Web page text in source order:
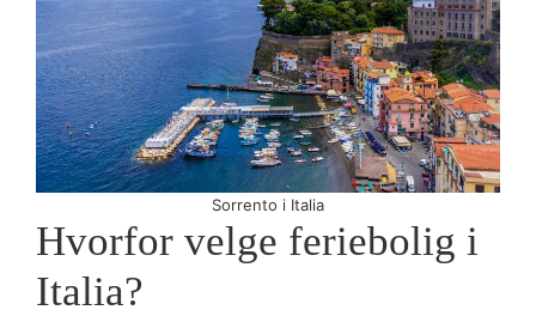
Sorrento i Italia
Hvorfor velge feriebolig i
Italia?